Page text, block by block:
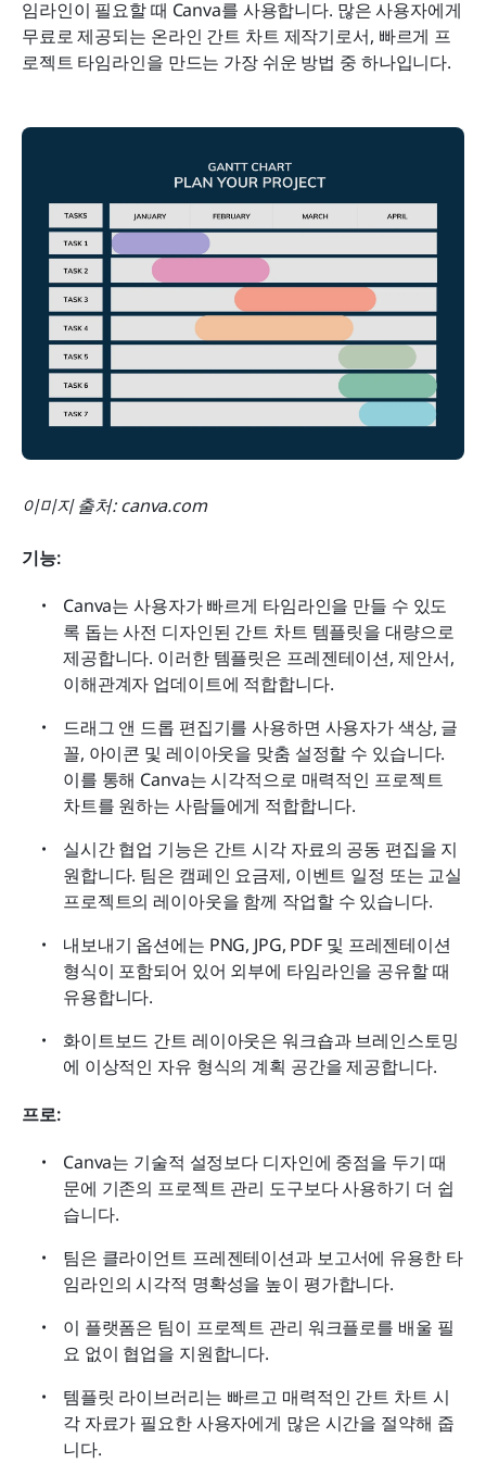
임라인이 필요할 때 Canva를 사용합니다. 많은 사용자에게
무료로 제공되는 온라인 간트 차트 제작기로서, 빠르게 프
로젝트 타임라인을 만드는 가장 쉬운 방법 중 하나입니다.
이미지 출처: canva.com
기능:
Canva는 사용자가 빠르게 타임라인을 만들 수 있도
록 돕는 사전 디자인된 간트 차트 템플릿을 대량으로
제공합니다. 이러한 템플릿은 프레젠테이션, 제안서,
이해관계자 업데이트에 적합합니다.
드래그 앤 드롭 편집기를 사용하면 사용자가 색상, 글
꼴, 아이콘 및 레이아웃을 맞춤 설정할 수 있습니다.
이를 통해 Canva는 시각적으로 매력적인 프로젝트
차트를 원하는 사람들에게 적합합니다.
실시간 협업 기능은 간트 시각 자료의 공동 편집을 지
원합니다. 팀은 캠페인 요금제, 이벤트 일정 또는 교실
프로젝트의 레이아웃을 함께 작업할 수 있습니다.
내보내기 옵션에는 PNG, JPG, PDF 및 프레젠테이션
형식이 포함되어 있어 외부에 타임라인을 공유할 때
유용합니다.
화이트보드 간트 레이아웃은 워크숍과 브레인스토밍
에 이상적인 자유 형식의 계획 공간을 제공합니다.
프로:
Canva는 기술적 설정보다 디자인에 중점을 두기 때
문에 기존의 프로젝트 관리 도구보다 사용하기 더 쉽
습니다.
팀은 클라이언트 프레젠테이션과 보고서에 유용한 타
임라인의 시각적 명확성을 높이 평가합니다.
이 플랫폼은 팀이 프로젝트 관리 워크플로를 배울 필
요 없이 협업을 지원합니다.
템플릿 라이브러리는 빠르고 매력적인 간트 차트 시
각 자료가 필요한 사용자에게 많은 시간을 절약해 줍
니다.